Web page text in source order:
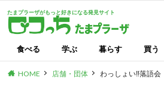
たまプラーザがもっと好きになる発見サイト
食べる 学ぶ 暮らす 買う
HOME 店舗・団体 わっしょい‼落語